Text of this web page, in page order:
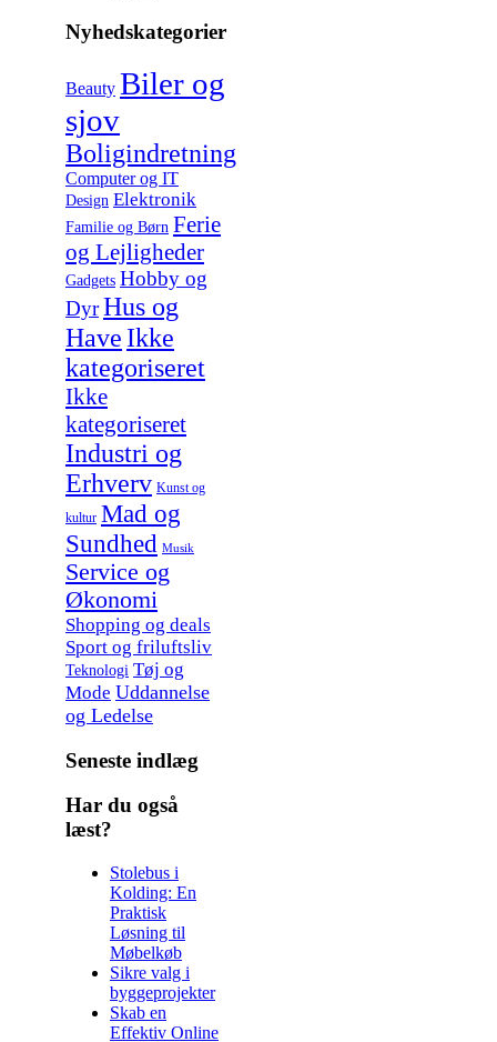
Nyhedskategorier
Beauty Biler og
sjov
Boligindretning
Computer og IT
Design Elektronik
Familie og Børn Ferie
og Lejligheder
Gadgets Hobby og
DyrHus og
Have Ikke
kategoriseret
Ikke
kategoriseret
Industri og
Erhverv Kunst og
kultur Mad og
Sundhed Musik
Service og
Økonomi
Shopping og deals
Sport og friluftsliv
Teknologi Tøj og
Mode Uddannelse
og Ledelse
Seneste indlæg
Har du også
læst?
Stolebus i
Kolding: En
Praktisk
Løsning til
Møbelkøb
Sikre valg i
byggeprojekter
Skab en
Effektiv Online